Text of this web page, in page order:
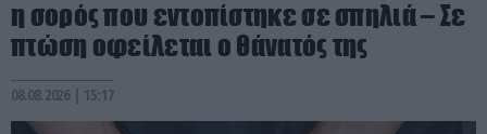
η σορός που εντοπίστηκε σε σπηλιά – Σε
πτώση οφείλεται ο θάνατός της
08.08.2026 | 15:17